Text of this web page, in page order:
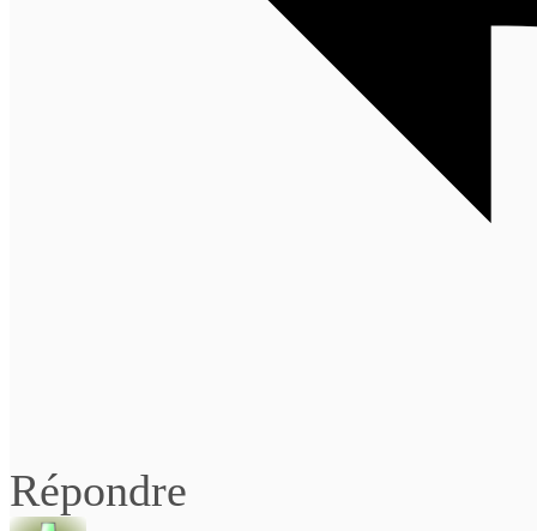
Répondre